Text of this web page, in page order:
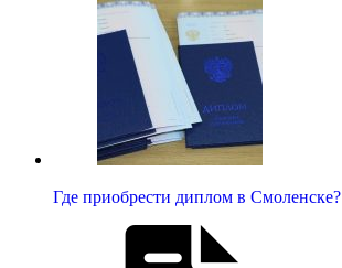
Где приобрести диплом в Смоленске?